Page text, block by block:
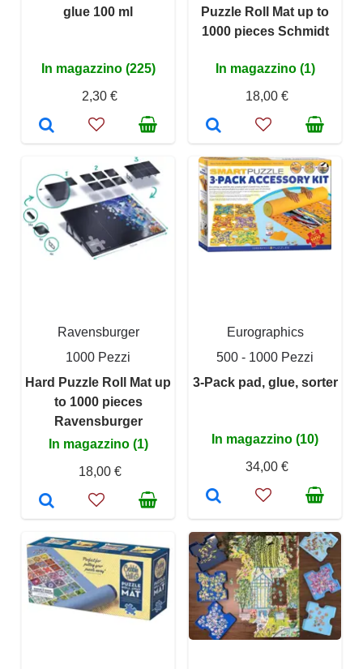
glue 100 ml
In magazzino (225)
2,30 €
Puzzle Roll Mat up to
1000 pieces Schmidt
In magazzino (1)
18,00 €
Ravensburger
1000 Pezzi
Hard Puzzle Roll Mat up
to 1000 pieces
Ravensburger
In magazzino (1)
18,00 €
Eurographics
500 - 1000 Pezzi
3-Pack pad, glue, sorter
In magazzino (10)
34,00 €